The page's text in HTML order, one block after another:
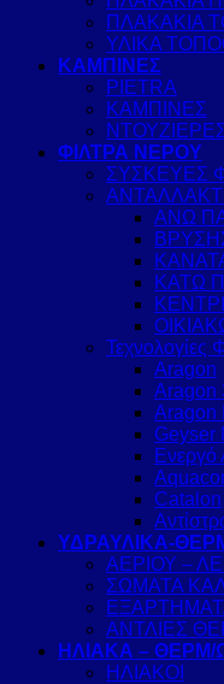
ΠΛΑΚΑΚΙΑ
ΥΛΙΚΑ
ΚΑΜΠΙΝΕΣ
PIETRA
ΚΑΜΠΙΝΕΣ
ΦΙΛΤΡΑ ΝΕΡΟΥ
ΣΥΣΚΕΥΕΣ
ΑΝΩ
ΚΑΤΩ
Τεχνολογίες
Aragon
Aragon
Aragon
Geyser
Ενεργό
Catalon
ΥΔΡΑΥΛΙΚΑ-
ΑΕΡΙΟΥ –
ΣΩΜΑΤΑ
ΑΝΤΛΙΕΣ
ΗΛΙΑΚΑ –
ΗΛΙΑΚΟΙ